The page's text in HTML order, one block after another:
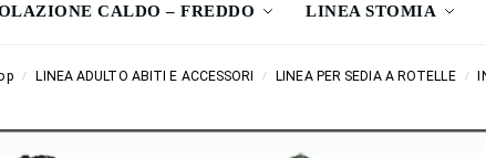
CALDO – FREDDO LINEA STOMIA
/ LINEA ADULTO ABITI E ACCESSORI / LINEA PER SEDIA A ROTELLE /